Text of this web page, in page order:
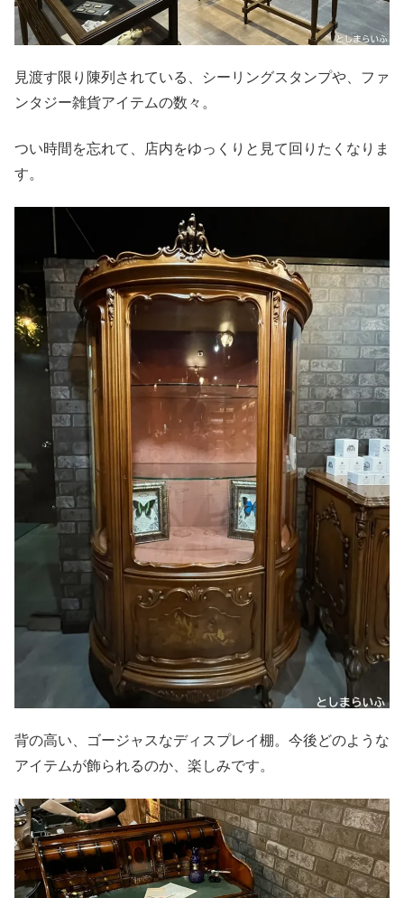
見渡す限り陳列されている、シーリングスタンプや、ファ
ンタジー雑貨アイテムの数々。
つい時間を忘れて、店内をゆっくりと見て回りたくなりま
す。
背の高い、ゴージャスなディスプレイ棚。今後どのような
アイテムが飾られるのか、楽しみです。